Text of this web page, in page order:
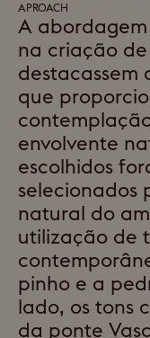
APROACH
A
na criação
destacassem
que
envolvente
escolhidos
selecionados
natural do
utilização de
pinho e a
lado, os tons
da ponte